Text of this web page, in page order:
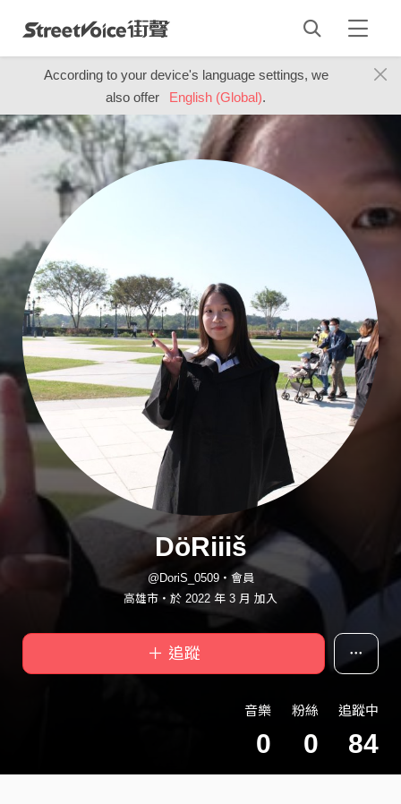
According to your device's language settings, we
also offer
English (Global).
DöRiiiš
@DoriS_0509・會員
高雄市・於 2022 年 3 月 加入
＋ 追蹤
音樂
0
粉絲
0
追蹤中
84